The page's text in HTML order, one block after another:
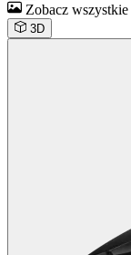
Zobacz wszystkie
3D